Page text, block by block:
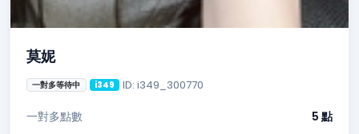
莫妮
一對多等待中 i349 ID: i349_300770
一對多點數
5 點